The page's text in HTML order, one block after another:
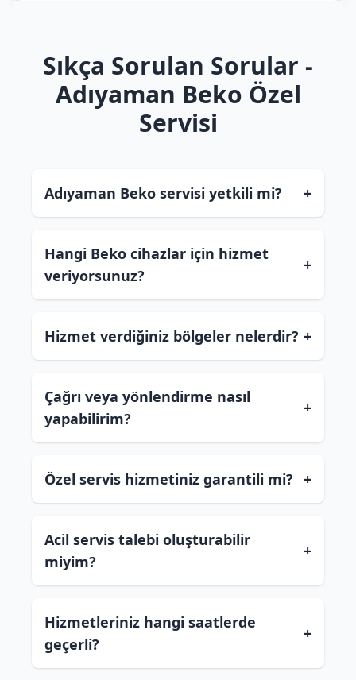
Sıkça Sorulan Sorular -
Adıyaman Beko Özel
Servisi
Adıyaman Beko servisi yetkili mi? +
Hangi Beko cihazlar için hizmet
veriyorsunuz?
+
Hizmet verdiğiniz bölgeler nelerdir? +
Çağrı veya yönlendirme nasıl
yapabilirim?
+
Özel servis hizmetiniz garantili mi? +
Acil servis talebi oluşturabilir
miyim?
+
Hizmetleriniz hangi saatlerde
geçerli?
+